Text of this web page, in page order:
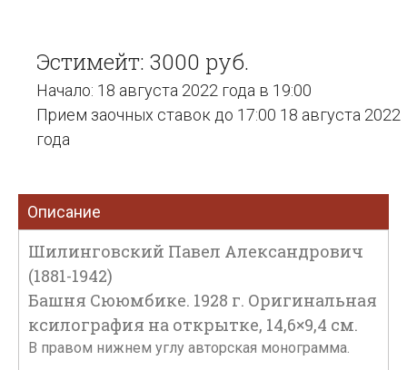
Эстимейт: 3000 руб.
Начало: 18 августа 2022 года в 19:00
Прием заочных ставок до 17:00 18 августа 2022
года
Описание
Шилинговский Павел Александрович
(1881-1942)
Башня Сююмбике. 1928 г. Оригинальная
ксилография на открытке, 14,6×9,4 см.
В правом нижнем углу авторская монограмма.